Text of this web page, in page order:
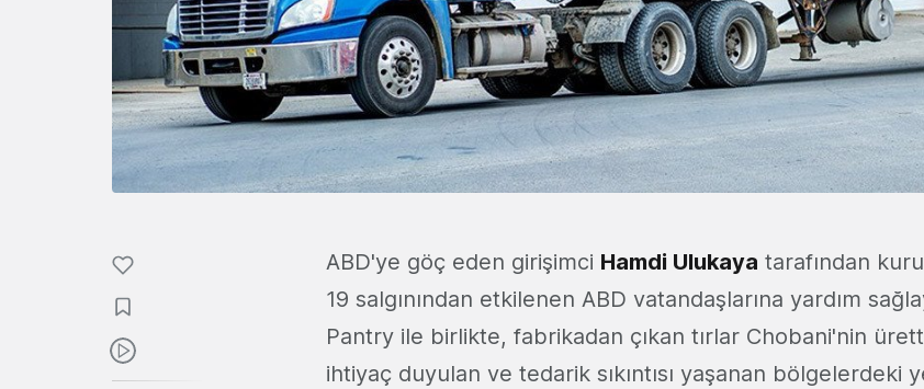
ABD'ye göç eden girişimci Hamdi Ulukaya tarafından
19 salgınından etkilenen ABD vatandaşlarına yardım
Pantry ile birlikte, fabrikadan çıkan tırlar Chobani'nin
ihtiyaç duyulan ve tedarik sıkıntısı yaşanan bölgelerdeki